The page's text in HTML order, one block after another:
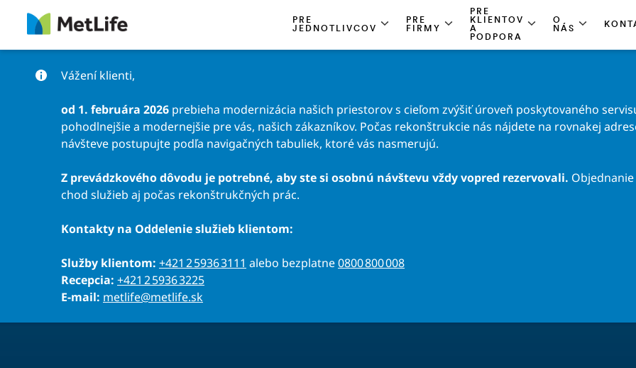
Preskočiť na obsah
PRE
JEDNOTLIVCOV
PRE
FIRMY
PRE
KLIENTOV
A
PODPORA
O
NÁS
Vážení klienti,
od 1. februára 2026 prebieha modernizácia našich priestorov s cieľom zvýšiť úroveň poskytovaného
pohodlnejšie a modernejšie pre vás, našich zákazníkov. Počas rekonštrukcie nás nájdete na rovnakej
návšteve postupujte podľa navigačných tabuliek, ktoré vás nasmerujú.
Z prevádzkového dôvodu je potrebné, aby ste si osobnú návštevu vždy vopred rezervovali.
chod služieb aj počas rekonštrukčných prác.
Kontakty na Oddelenie služieb klientom:
Služby klientom: +421 2 5936 3111 alebo bezplatne0800 800 008
Recepcia: +421 2 5936 3225
E-mail: metlife@metlife.sk